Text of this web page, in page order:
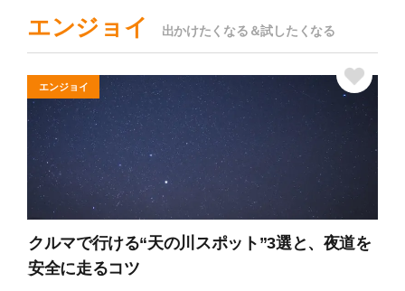
エンジョイ 出かけたくなる＆試したくなる
クルマで行ける“天の川スポット”3選と、夜道を
安全に走るコツ
エンジョイ